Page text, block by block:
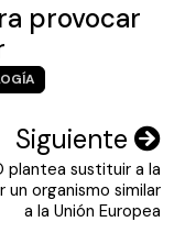
provocar
Siguiente
plantea sustituir a la
un organismo similar
a la Unión Europea